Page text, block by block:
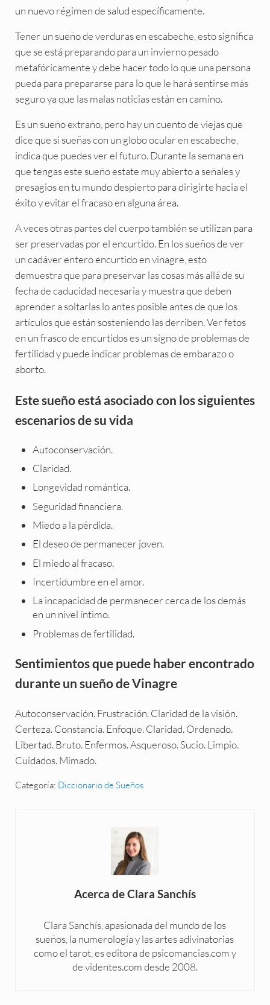
un nuevo régimen de salud específicamente.
Tener un sueño de verduras en escabeche, esto significa
que se está preparando para un invierno pesado
metafóricamente y debe hacer todo lo que una persona
pueda para prepararse para lo que le hará sentirse más
seguro ya que las malas noticias están en camino.
Es un sueño extraño, pero hay un cuento de viejas que
dice que si sueñas con un globo ocular en escabeche,
indica que puedes ver el futuro. Durante la semana en
que tengas este sueño estate muy abierto a señales y
presagios en tu mundo despierto para dirigirte hacia el
éxito y evitar el fracaso en alguna área.
A veces otras partes del cuerpo también se utilizan para
ser preservadas por el encurtido. En los sueños de ver
un cadáver entero encurtido en vinagre, esto
demuestra que para preservar las cosas más allá de su
fecha de caducidad necesaria y muestra que deben
aprender a soltarlas lo antes posible antes de que los
artículos que están sosteniendo las derriben. Ver fetos
en un frasco de encurtidos es un signo de problemas de
fertilidad y puede indicar problemas de embarazo o
aborto.
Este sueño está asociado con los siguientes
escenarios de su vida
Autoconservación.
Claridad.
Longevidad romántica.
Seguridad financiera.
Miedo a la pérdida.
El deseo de permanecer joven.
El miedo al fracaso.
Incertidumbre en el amor.
La incapacidad de permanecer cerca de los demás
en un nivel íntimo.
Problemas de fertilidad.
Sentimientos que puede haber encontrado
durante un sueño de Vinagre
Autoconservación. Frustración. Claridad de la visión.
Certeza. Constancia. Enfoque. Claridad. Ordenado.
Libertad. Bruto. Enfermos. Asqueroso. Sucio. Limpio.
Cuidados. Mimado.
Categoría: Diccionario de Sueños
Acerca deClara Sanchís
Clara Sanchís, apasionada del mundo de los
sueños, la numerología y las artes adivinatorias
como el tarot, es editora de psicomancias.com y
de videntes.com desde 2008.